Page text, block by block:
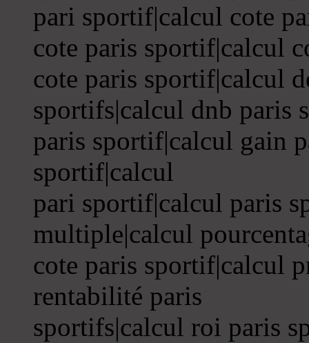
pari sportif|calcul cote
cote paris sportif|calcul
cote paris sportif|calcul
sportifs|calcul dnb paris
paris sportif|calcul gain
sportif|calcul
pari sportif|calcul paris
multiple|calcul
cote paris sportif|calcul
rentabilité paris
sportifs|calcul roi paris